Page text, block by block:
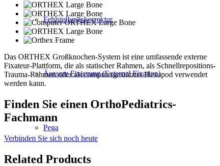
Fehlstellungskorrektur
Äussere Fixierung (External Fixation)
Pega
Das ORTHEX Großknochen-System ist eine umfassende externe
Fixateur-Plattform, die als statischer Rahmen, als Schnellrepositions-
Trauma-Rahmen oder als computergestützter Hexapod verwendet
werden kann.
Finden Sie einen OrthoPediatrics-
Fachmann
Verbinden Sie sich noch heute
Related Products